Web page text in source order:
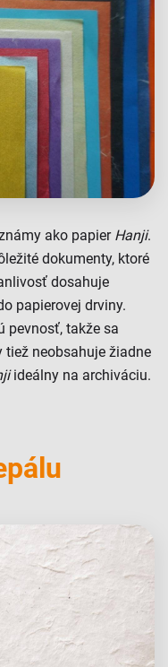
ako papier Hanji.
dokumenty, ktoré
dosahuje
papierovej drviny.
pevnosť, takže sa
neobsahuje žiadne
ideálny na archiváciu.